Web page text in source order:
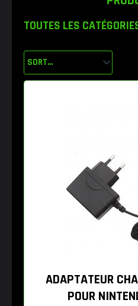
TOUTES LES
ADAPTATEUR
POUR